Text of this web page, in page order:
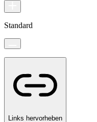
Standard
Links hervorheben